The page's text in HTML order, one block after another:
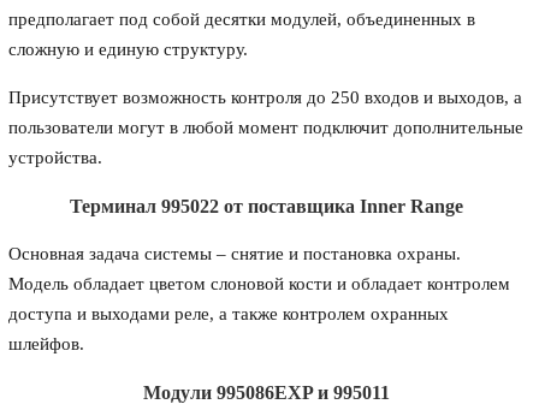
предполагает под собой десятки модулей, объединенных в
сложную и единую структуру.
Присутствует возможность контроля до 250 входов и выходов, а
пользователи могут в любой момент подключит дополнительные
устройства.
Терминал 995022 от поставщика Inner Range
Основная задача системы – снятие и постановка охраны.
Модель обладает цветом слоновой кости и обладает контролем
доступа и выходами реле, а также контролем охранных
шлейфов.
Модули 995086EXP и 995011